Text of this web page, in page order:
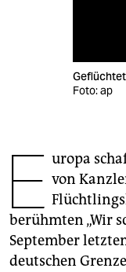
unterstützen
abo
genossenschaft
epaper login
Foto: ap
E uropa
von
berühmten „Wir
September
deutschen